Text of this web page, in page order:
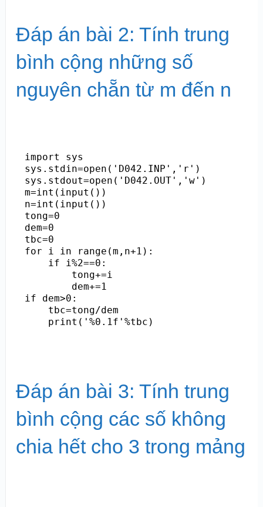
Đáp án bài 2: Tính trung
bình cộng những số
nguyên chẵn từ m đến n
import sys
sys.stdin=open('D042.INP','r')
sys.stdout=open('D042.OUT','w')
m=int(input())
n=int(input())
tong=0
dem=0
tbc=0
for i in range(m,n+1):
    if i%2==0:
        tong+=i
        dem+=1
if dem>0:
    tbc=tong/dem
    print('%0.1f'%tbc)
Đáp án bài 3: Tính trung
bình cộng các số không
chia hết cho 3 trong mảng